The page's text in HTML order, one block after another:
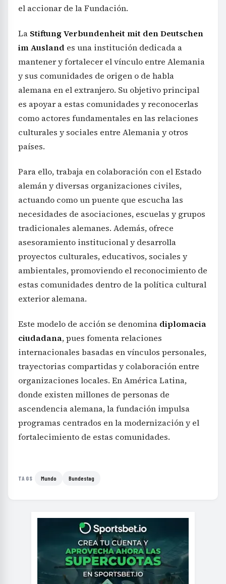
el accionar de la Fundación.
La Stiftung Verbundenheit mit den Deutschen
im Ausland es una institución dedicada a
mantener y fortalecer el vínculo entre Alemania
y sus comunidades de origen o de habla
alemana en el extranjero. Su objetivo principal
es apoyar a estas comunidades y reconocerlas
como actores fundamentales en las relaciones
culturales y sociales entre Alemania y otros
países.
Para ello, trabaja en colaboración con el Estado
alemán y diversas organizaciones civiles,
actuando como un puente que escucha las
necesidades de asociaciones, escuelas y grupos
tradicionales alemanes. Además, ofrece
asesoramiento institucional y desarrolla
proyectos culturales, educativos, sociales y
ambientales, promoviendo el reconocimiento de
estas comunidades dentro de la política cultural
exterior alemana.
Este modelo de acción se denomina diplomacia
ciudadana, pues fomenta relaciones
internacionales basadas en vínculos personales,
trayectorias compartidas y colaboración entre
organizaciones locales. En América Latina,
donde existen millones de personas de
ascendencia alemana, la fundación impulsa
programas centrados en la modernización y el
fortalecimiento de estas comunidades.
TAGS Mundo Bundestag